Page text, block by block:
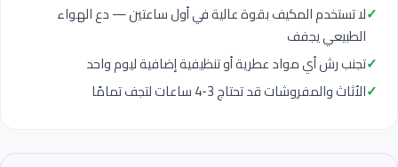
✓لا تستخدم المكيف بقوة عالية في أول ساعتين — دع الهواء
الطبيعي يجفف
✓تجنب رش أي مواد عطرية أو تنظيفية إضافية ليوم واحد
✓الأثاث والمفروشات قد تحتاج 3-4 ساعات لتجف تمامًا